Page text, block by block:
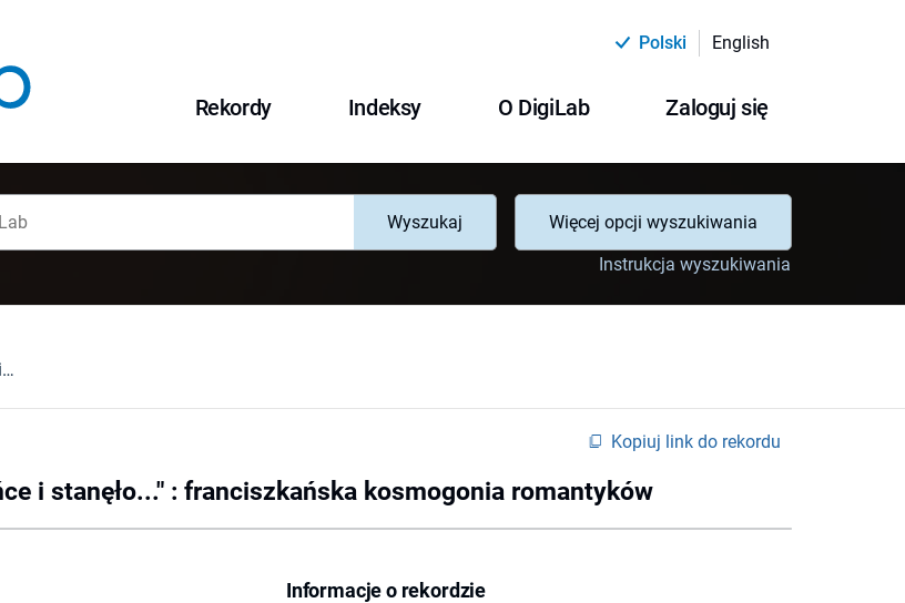
Polski English
Rekordy Indeksy O DigiLab Zaloguj się
Wyszukaj
Więcej opcji wyszukiwania
Instrukcja wyszukiwania
"Wyszło ogromne słońce i stanęło..." : franciszkańska kosmogonia romantyków
Kopiuj link do rekordu
i stanęło..." : franciszkańska kosmogonia romantyków
Informacje o rekordzie